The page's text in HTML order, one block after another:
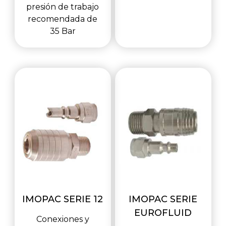
presión de trabajo
recomendada de
35 Bar
IMOPAC SERIE 12
Conexiones y
IMOPAC SERIE
EUROFLUID